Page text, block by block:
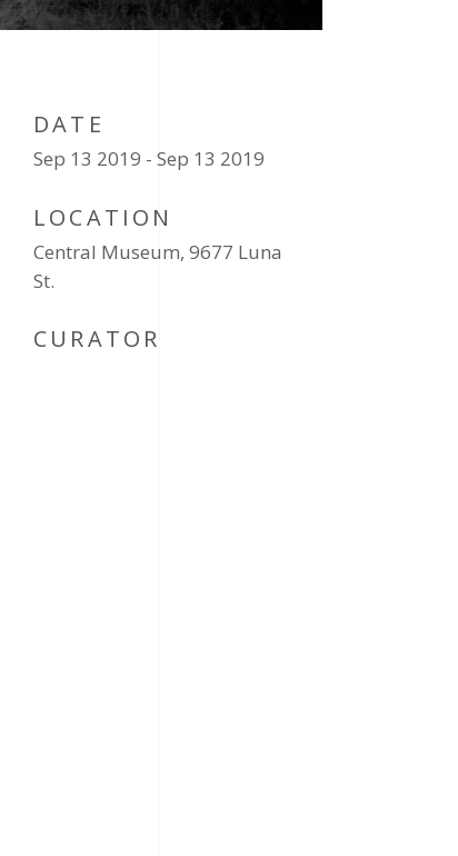
DATE
Sep 13 2019 - Sep 13 2019
LOCATION
Central Museum, 9677 Luna
St.
CURATOR